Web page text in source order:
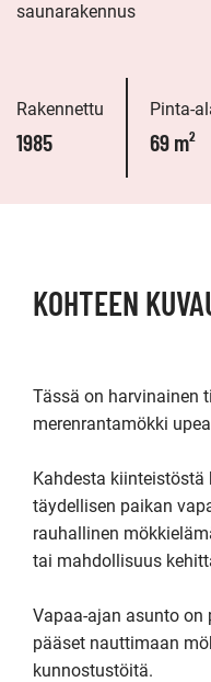
saunarakennus
Rakennettu
1985
Pinta-
69 m²
KOHTEEN
Tässä on harvinainen
merenrantamökki
Kahdesta
täydellisen paikan
rauhallinen
tai mahdollisuus
Vapaa-ajan asunto on
pääset nauttimaan
kunnostustöitä.